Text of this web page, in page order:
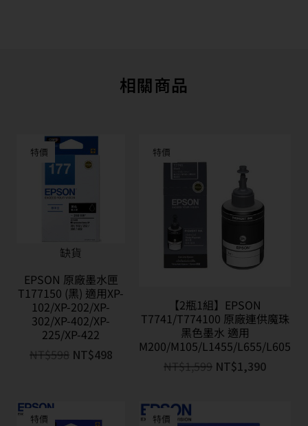
相關商品
特價
缺貨
EPSON 原廠墨水匣
T177150 (黑) 適用XP-
102/XP-202/XP-
302/XP-402/XP-
225/XP-422
NT$598 NT$498
特價
【2瓶1組】EPSON
T7741/T774100 原廠連供魔珠
黑色墨水 適用
M200/M105/L1455/L655/L605
NT$ 1,599 NT$1,390
特價 特價